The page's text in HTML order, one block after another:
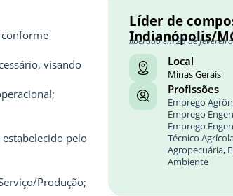
conforme
visando
pelo
Produção;
Líder de
Indianópolis/
liberado em 26 de
Local
Minas Gerais
Profissões
Emprego
Emprego
Emprego
Técnico
Agropecuária,
Ambiente